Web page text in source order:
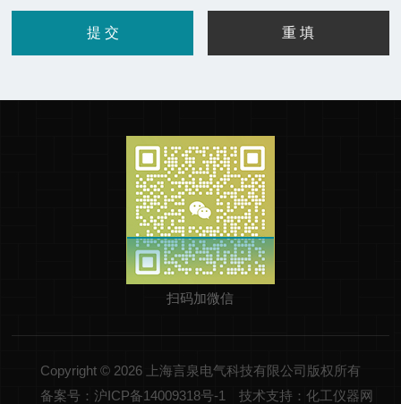
扫码加微信
Copyright © 2026 上海言泉电气科技有限公司版权所有
备案号：沪ICP备14009318号-1
技术支持：化工仪器网